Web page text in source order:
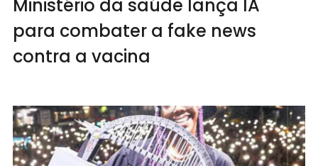
Ministério da saúde lança IA
para combater a fake news
contra a vacina